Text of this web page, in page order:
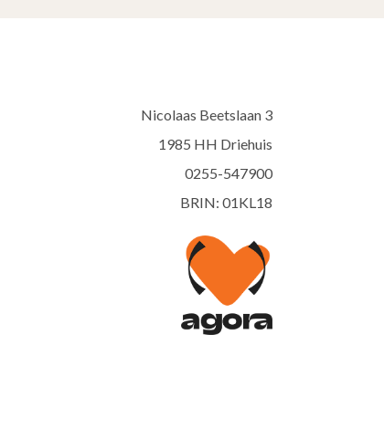
Nicolaas Beetslaan 3
1985 HH Driehuis
0255-547900
BRIN: 01KL18